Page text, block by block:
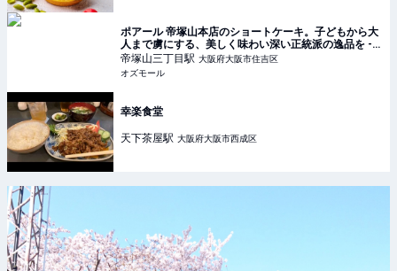
ポアール 帝塚山本店のショートケーキ。子どもから大
人まで虜にする、美しく味わい深い正統派の逸品を -
OZmall
帝塚山三丁目駅 大阪府大阪市住吉区
オズモール
幸楽食堂
天下茶屋駅 大阪府大阪市西成区